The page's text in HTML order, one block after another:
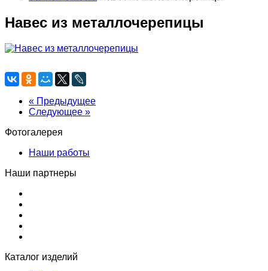
Навес из металлочерепицы
« Предыдущее
Следующее »
Фотогалерея
Наши работы
Наши партнеры
Каталог изделий